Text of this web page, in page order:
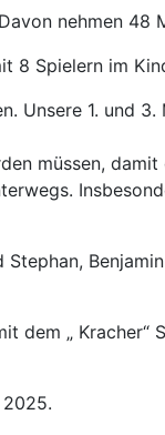
nehmen
Spielern im
1. und
müssen,
dem „